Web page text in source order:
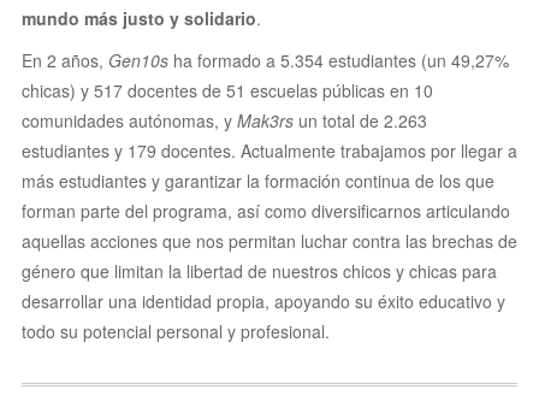
mundo más justo y solidario.
En 2 años, Gen10s ha formado a 5.354 estudiantes (un 49,27%
chicas) y 517 docentes de 51 escuelas públicas en 10
comunidades autónomas, y Mak3rs un total de 2.263
estudiantes y 179 docentes. Actualmente trabajamos por llegar a
más estudiantes y garantizar la formación continua de los que
forman parte del programa, así como diversificarnos articulando
aquellas acciones que nos permitan luchar contra las brechas de
género que limitan la libertad de nuestros chicos y chicas para
desarrollar una identidad propia, apoyando su éxito educativo y
todo su potencial personal y profesional.